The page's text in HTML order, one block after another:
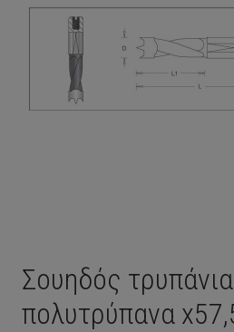
Σουηδός τρυπάνια
πολυτρύπανα